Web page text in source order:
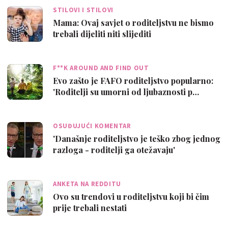
STILOVI I STILOVI
Mama: Ovaj savjet o roditeljstvu ne bismo
trebali dijeliti niti slijediti
F**K AROUND AND FIND OUT
Evo zašto je FAFO roditeljstvo popularno:
'Roditelji su umorni od ljubaznosti p…
OSUĐUJUĆI KOMENTAR
'Današnje roditeljstvo je teško zbog jednog
razloga - roditelji ga otežavaju'
ANKETA NA REDDITU
Ovo su trendovi u roditeljstvu koji bi čim
prije trebali nestati